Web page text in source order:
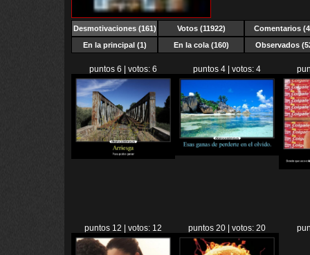
Desmotivaciones(161) Votos (11922)
Comentarios
En la principal (1)
En la cola (160) Observados
puntos 6 | votos: 6 puntos 4 | votos: 4
puntos 12 | votos: 12 puntos 20 | votos: 20